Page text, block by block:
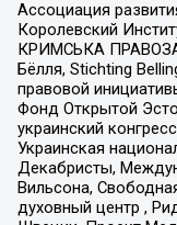
Ассоциация
Королевский
КРИМСЬКА
Бёлля, Stichting
правовой
Фонд Открытой
украинский
Украинская
Декабристы,
Вильсона,
духовный центр ,